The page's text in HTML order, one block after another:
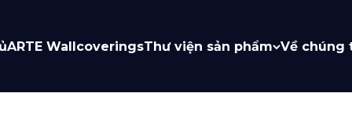
ARTE WallcoveringsThư viện sản phẩm Về chúng